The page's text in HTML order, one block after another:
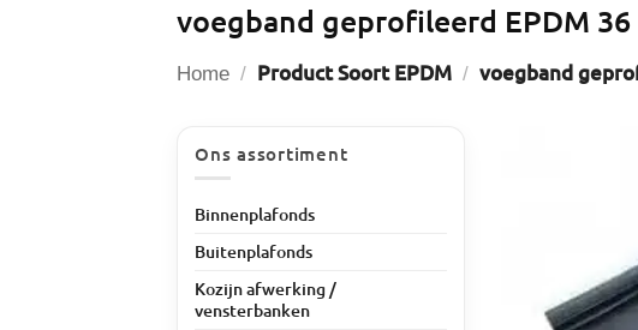
voegband geprofileerd EPDM
Home / Product Soort EPDM / voegband
Ons assortiment
Binnenplafonds
Buitenplafonds
Kozijn afwerking /
vensterbanken